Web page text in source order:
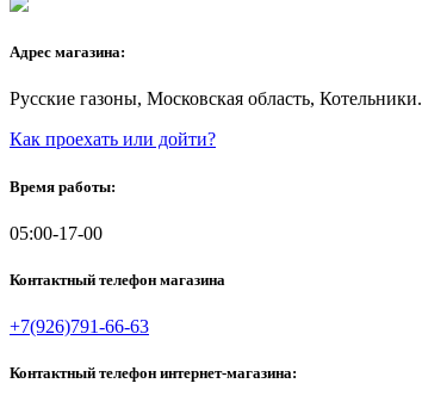
Адрес магазина:
Русские газоны, Московская область, Котельники.
Как проехать или дойти?
Время работы:
05:00-17-00
Контактный телефон магазина
+7(926)791-66-63
Контактный телефон интернет-магазина: